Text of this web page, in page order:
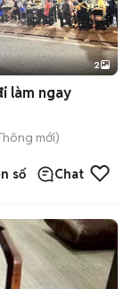
2
làm ngay
mới)
số Chat